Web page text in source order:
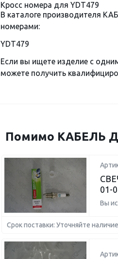
Кросс номера для YDT479
В каталоге производителя
номерами:
YDT479
Если вы ищете изделие с
можете получить
Помимо КАБЕЛЬ
01-
Вы
Срок поставки: Уточняйте